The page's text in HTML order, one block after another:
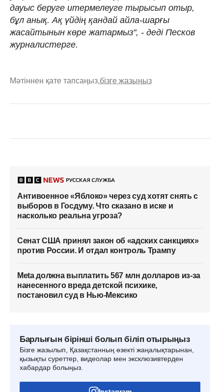
дауыс беруге итермелеуге тырысып отыр,
бұл анық. Ақ үйдің қандай айла-шарғы
жасайтынын көре жатармыз", - деді Песков
журналистерге.
Мәтіннен қате тапсаңыз,бізге жазыңыз
Антивоенное «Яблоко» через суд хотят снять с
выборов в Госдуму. Что сказано в иске и
насколько реальна угроза?
Сенат США принял закон об «адских санкциях»
против России. И отдал контроль Трампу
Meta должна выплатить 567 млн долларов из-за
нанесенного вреда детской психике,
постановил суд в Нью-Мексико
Барлығын бірінші болып біліп отырыңыз
Бізге жазылып, Қазақстанның өзекті жаңалықтарынан,
қызықты суреттер, видеолар мен эксклюзивтерден
хабардар болыңыз.